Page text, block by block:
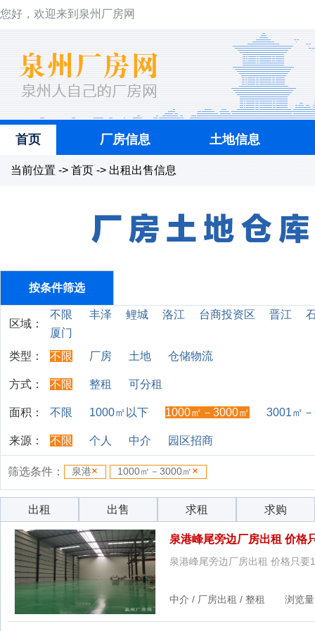
您好，欢迎来到泉州厂房网
首页 厂房信息 土地信息
当前位置 -> 首页 -> 出租出售信息
按条件筛选
区域：
不限 丰泽 鲤城 洛江 台商投资区 晋江
厦门
类型：
不限 厂房 土地 仓储物流
方式： 不限 整租 可分租
面积： 不限 1000㎡以下 1000㎡－3000㎡ 3001㎡
来源： 不限 个人 中介 园区招商
筛选条件： 泉港 1000㎡－3000㎡
出租 出售 求租 求购
泉港峰尾旁边厂房出租 价格
泉港峰尾旁边厂房出租 价格只要
中介 / 厂房出租 / 整租 浏览